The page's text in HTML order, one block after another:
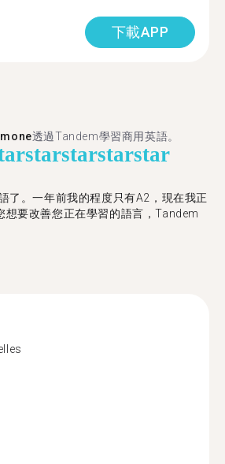
下載APP
透過Tandem學習商用英語。
starstarstarstar
了。一年前我的程度只有A2，現在我正
想要改善您正在學習的語言，Tandem